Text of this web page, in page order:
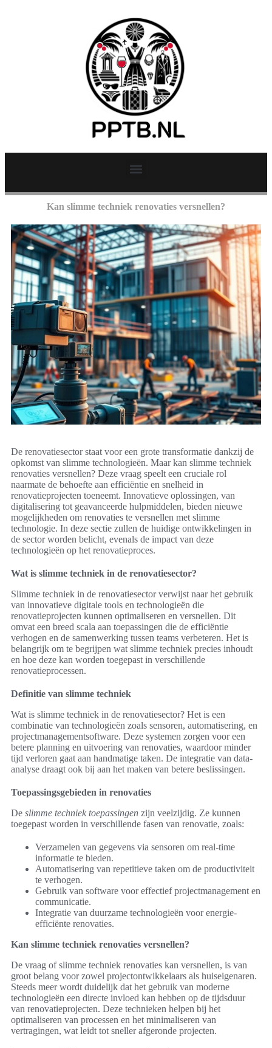
Kan slimme techniek renovaties versnellen?
De renovatiesector staat voor een grote transformatie dankzij de
opkomst van slimme technologieën. Maar kan slimme techniek
renovaties versnellen? Deze vraag speelt een cruciale rol
naarmate de behoefte aan efficiëntie en snelheid in
renovatieprojecten toeneemt. Innovatieve oplossingen, van
digitalisering tot geavanceerde hulpmiddelen, bieden nieuwe
mogelijkheden om renovaties te versnellen met slimme
technologie. In deze sectie zullen de huidige ontwikkelingen in
de sector worden belicht, evenals de impact van deze
technologieën op het renovatieproces.
Wat is slimme techniek in de renovatiesector?
Slimme techniek in de renovatiesector verwijst naar het gebruik
van innovatieve digitale tools en technologieën die
renovatieprojecten kunnen optimaliseren en versnellen. Dit
omvat een breed scala aan toepassingen die de efficiëntie
verhogen en de samenwerking tussen teams verbeteren. Het is
belangrijk om te begrijpen wat slimme techniek precies inhoudt
en hoe deze kan worden toegepast in verschillende
renovatieprocessen.
Definitie van slimme techniek
Wat is slimme techniek in de renovatiesector? Het is een
combinatie van technologieën zoals sensoren, automatisering, en
projectmanagementsoftware. Deze systemen zorgen voor een
betere planning en uitvoering van renovaties, waardoor minder
tijd verloren gaat aan handmatige taken. De integratie van data-
analyse draagt ook bij aan het maken van betere beslissingen.
Toepassingsgebieden in renovaties
De slimme techniek toepassingen zijn veelzijdig. Ze kunnen
toegepast worden in verschillende fasen van renovatie, zoals:
Verzamelen van gegevens via sensoren om real-time
informatie te bieden.
Automatisering van repetitieve taken om de productiviteit
te verhogen.
Gebruik van software voor effectief projectmanagement en
communicatie.
Integratie van duurzame technologieën voor energie-
efficiënte renovaties.
Kan slimme techniek renovaties versnellen?
De vraag of slimme techniek renovaties kan versnellen, is van
groot belang voor zowel projectontwikkelaars als huiseigenaren.
Steeds meer wordt duidelijk dat het gebruik van moderne
technologieën een directe invloed kan hebben op de tijdsduur
van renovatieprojecten. Deze technieken helpen bij het
optimaliseren van processen en het minimaliseren van
vertragingen, wat leidt tot sneller afgeronde projecten.